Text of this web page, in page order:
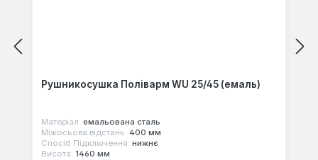
Рушникосушка Поліварм WU 25/45 (емаль)
Матеріал: емальована сталь
Міжосьова відстань: 400 мм
Спосіб Підключення: нижнє
Висота: 1460 мм